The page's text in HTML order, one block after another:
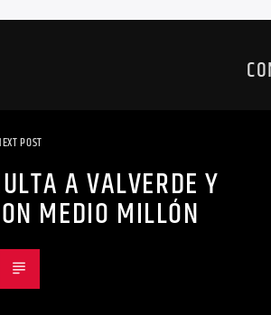
POST
A VALVERDE Y
MEDIO MILLÓN